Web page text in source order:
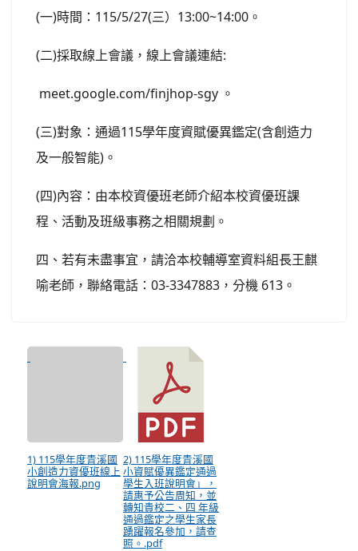
(一)時間：115/5/27(三）13:00~14:00。
(二)採取線上會議，線上會議連結:
meet.google.com/finjhop-sgy 。
(三)對象：通過115學年度資賦優異鑑定(含創造力
及一般智能)。
(四)內容：由本校資優班老師介紹本校資優班課
程、活動及班級事務之相關規劃。
四、若有未盡事宜，請洽本校輔導室資料組長王麒
喻老師，聯絡電話：03-3347883，分機 613。
1) 115學年度青溪國
小創造力資優班線上
說明會海報.png
2) 115學年度青溪國
小資賦優異鑑定通過
學生入班說明會」，
請惠予公告周知，並
轉知貴校二、四 年級
通過鑑定之學生家長
踴躍報名參加，請查
照。.pdf